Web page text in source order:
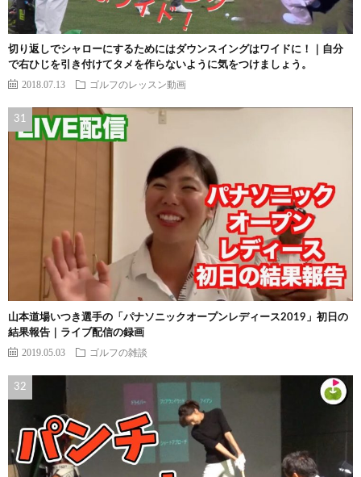
切り返しでシャローにするためにはダウンスイングはワイドに！｜自分
で右ひじを引き付けてタメを作らないように気をつけましょう。
2018.07.13 ゴルフのレッスン動画
山本道場いつき選手の「パナソニックオープンレディース2019」初日の
結果報告｜ライブ配信の録画
2019.05.03 ゴルフの雑談